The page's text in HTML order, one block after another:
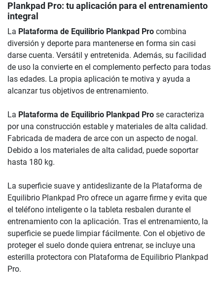
Plankpad Pro: tu aplicación para el entrenamiento
integral
La Plataforma de Equilibrio Plankpad Pro combina
diversión y deporte para mantenerse en forma sin casi
darse cuenta. Versátil y entretenida. Además, su facilidad
de uso la convierte en el complemento perfecto para todas
las edades. La propia aplicación te motiva y ayuda a
alcanzar tus objetivos de entrenamiento.
La Plataforma de Equilibrio Plankpad Pro se caracteriza
por una construcción estable y materiales de alta calidad.
Fabricada de madera de arce con un aspecto de nogal.
Debido a los materiales de alta calidad, puede soportar
hasta 180 kg.
La superficie suave y antideslizante de la Plataforma de
Equilibrio Plankpad Pro ofrece un agarre firme y evita que
el teléfono inteligente o la tableta resbalen durante el
entrenamiento con la aplicación. Tras el entrenamiento, la
superficie se puede limpiar fácilmente. Con el objetivo de
proteger el suelo donde quiera entrenar, se incluye una
esterilla protectora con Plataforma de Equilibrio Plankpad
Pro.